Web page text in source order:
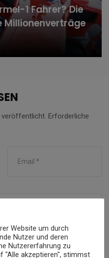
1 Fahrer? Die
Millionenverträge
veröffentlicht. Erforderliche
Website um durch
Nutzer und deren
Nutzererfahrung zu
"Alle akzeptieren", stimmst